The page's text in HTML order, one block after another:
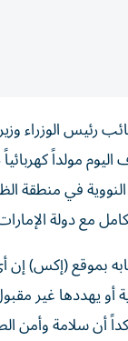
رئيس الوزراء
مولداً
في منطقة
مع دولة
بموقع (إكس)
أو يهددها غير
أن سلامة وأمن